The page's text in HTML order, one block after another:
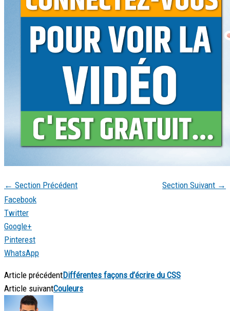
← Section Précédent Section Suivant →
Facebook
Twitter
Google+
Pinterest
WhatsApp
Article précédentDifférentes façons d’écrire du CSS
Article suivantCouleurs